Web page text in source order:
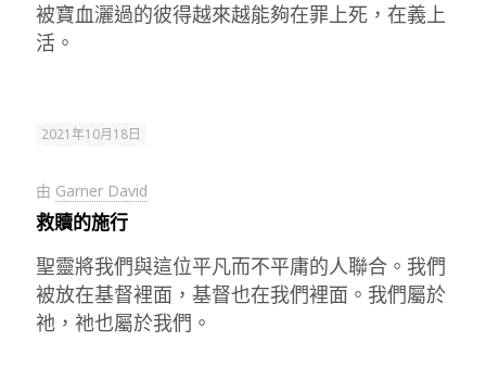
被寶血灑過的彼得越來越能夠在罪上死，在義上
活。
2021年10月18日
由 Garner David
救贖的施行
聖靈將我們與這位平凡而不平庸的人聯合。我們
被放在基督裡面，基督也在我們裡面。我們屬於
祂，祂也屬於我們。